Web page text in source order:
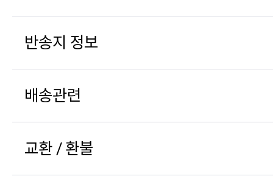
반송지 정보
배송관련
교환 / 환불